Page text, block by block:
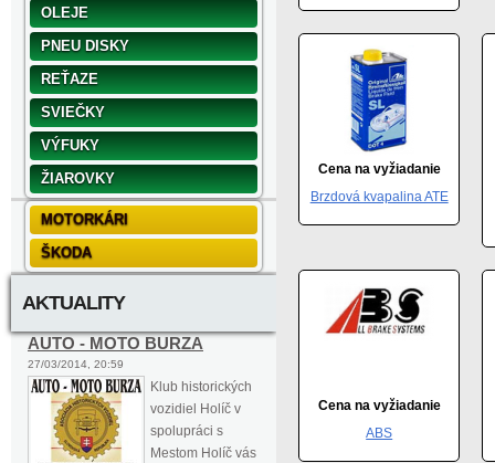
OLEJE
PNEU DISKY
REŤAZE
SVIEČKY
VÝFUKY
ŽIAROVKY
MOTORKÁRI
ŠKODA
AKTUALITY
AUTO - MOTO BURZA
27/03/2014, 20:59
Klub historických
vozidiel Holíč v
spolupráci s
Mestom Holíč vás
Cena na vyžiadanie
Brzdová kvapalina ATE
Cena na vyžiadanie
ABS